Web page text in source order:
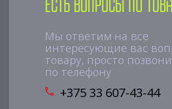
Есть вопросы по
Мы ответим на все
интересующие вас
товару, просто
по телефону
+375 33 607-43-44